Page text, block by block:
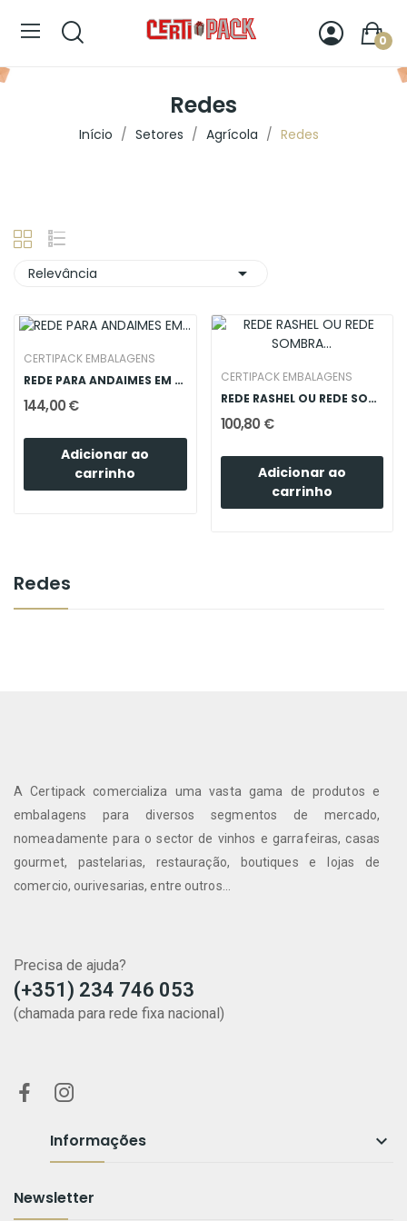
0
Redes
Início Setores Agrícola Redes
Redes
Relevância 
CERTIPACK EMBALAGENS
REDE PARA ANDAIMES EM MONOFILAMENTO BRANCO...
144,00 €
Adicionar ao
carrinho
CERTIPACK EMBALAGENS
REDE RASHEL OU REDE SOMBRA EM BRANCO (4X120m)
100,80 €
Adicionar ao
carrinho
A Certipack comercializa uma vasta gama de produtos e
embalagens para diversos segmentos de mercado,
nomeadamente para o sector de vinhos e garrafeiras, casas
gourmet, pastelarias, restauração, boutiques e lojas de
comercio, ourivesarias, entre outros...
Precisa de ajuda?
(+351) 234 746 053
(chamada para rede fixa nacional)
Informações 
Newsletter